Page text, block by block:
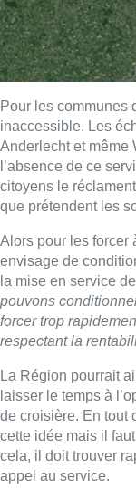
Pour les communes
inaccessible. Les
Anderlecht et même
l’absence de ce
citoyens le
que prétendent les
Alors pour les forcer
envisage de
la mise en service
pouvons
forcer trop
respectant la
La Région pourrait
laisser le temps à
de croisière. En tout
cette idée mais il
cela, il doit trouver
appel au service.